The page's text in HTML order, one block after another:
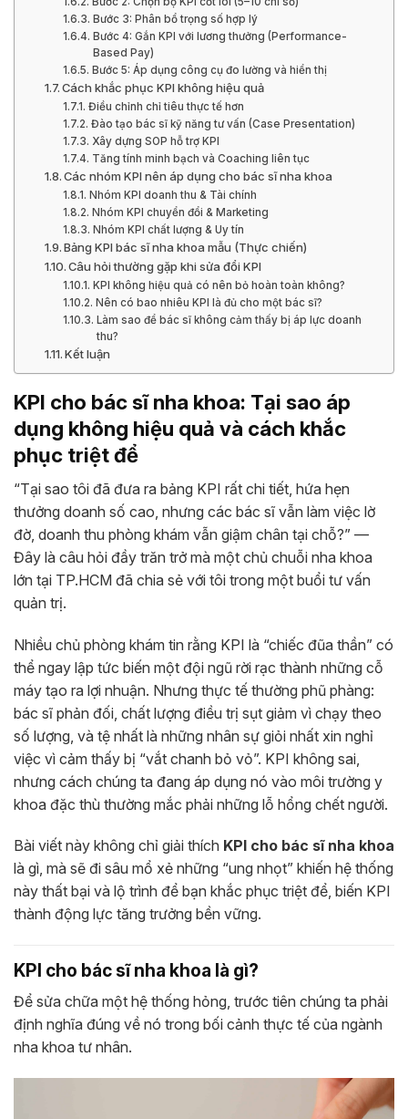
Bước 3: Phân bổ trọng số hợp lý
Bước 4: Gắn KPI với lương thưởng (Performance-
Based Pay)
Bước 5: Áp dụng công cụ đo lường và hiển thị
Cách khắc phục KPI không hiệu quả
Điều chỉnh chỉ tiêu thực tế hơn
Đào tạo bác sĩ kỹ năng tư vấn (Case Presentation)
Xây dựng SOP hỗ trợ KPI
Tăng tính minh bạch và Coaching liên tục
Các nhóm KPI nên áp dụng cho bác sĩ nha khoa
Nhóm KPI doanh thu & Tài chính
Nhóm KPI chuyển đổi & Marketing
Nhóm KPI chất lượng & Uy tín
Bảng KPI bác sĩ nha khoa mẫu (Thực chiến)
Câu hỏi thường gặp khi sửa đổi KPI
KPI không hiệu quả có nên bỏ hoàn toàn không?
Nên có bao nhiêu KPI là đủ cho một bác sĩ?
Làm sao để bác sĩ không cảm thấy bị áp lực doanh
thu?
Kết luận
KPI cho bác sĩ nha khoa: Tại sao áp
dụng không hiệu quả và cách khắc
phục triệt để
“Tại sao tôi đã đưa ra bảng KPI rất chi tiết, hứa hẹn
thưởng doanh số cao, nhưng các bác sĩ vẫn làm việc lờ
đờ, doanh thu phòng khám vẫn giậm chân tại chỗ?” —
Đây là câu hỏi đầy trăn trở mà một chủ chuỗi nha khoa
lớn tại TP.HCM đã chia sẻ với tôi trong một buổi tư vấn
quản trị.
Nhiều chủ phòng khám tin rằng KPI là “chiếc đũa thần” có
thể ngay lập tức biến một đội ngũ rời rạc thành những cỗ
máy tạo ra lợi nhuận. Nhưng thực tế thường phũ phàng:
bác sĩ phản đối, chất lượng điều trị sụt giảm vì chạy theo
số lượng, và tệ nhất là những nhân sự giỏi nhất xin nghỉ
việc vì cảm thấy bị “vắt chanh bỏ vỏ”. KPI không sai,
nhưng cách chúng ta đang áp dụng nó vào môi trường y
khoa đặc thù thường mắc phải những lỗ hổng chết người.
Bài viết này không chỉ giải thích KPI cho bác sĩ nha khoa
là gì, mà sẽ đi sâu mổ xẻ những “ung nhọt” khiến hệ thống
này thất bại và lộ trình để bạn khắc phục triệt để, biến KPI
thành động lực tăng trưởng bền vững.
KPI cho bác sĩ nha khoa là gì?
Để sửa chữa một hệ thống hỏng, trước tiên chúng ta phải
định nghĩa đúng về nó trong bối cảnh thực tế của ngành
nha khoa tư nhân.